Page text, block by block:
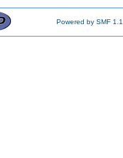
Powered by SMF